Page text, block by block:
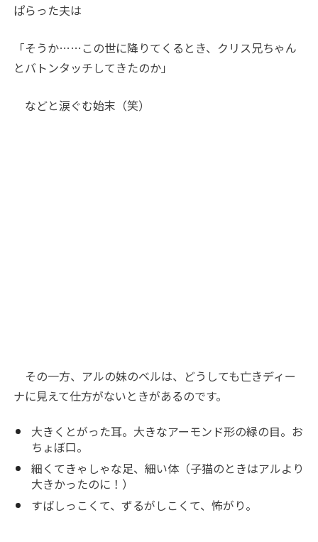
ぱらった夫は
「そうか……この世に降りてくるとき、クリス兄ちゃん
とバトンタッチしてきたのか」
などと涙ぐむ始末（笑）
その一方、アルの妹のベルは、どうしても亡きディー
ナに見えて仕方がないときがあるのです。
大きくとがった耳。大きなアーモンド形の緑の目。お
ちょぼ口。
細くてきゃしゃな足、細い体（子猫のときはアルより
大きかったのに！）
すばしっこくて、ずるがしこくて、怖がり。